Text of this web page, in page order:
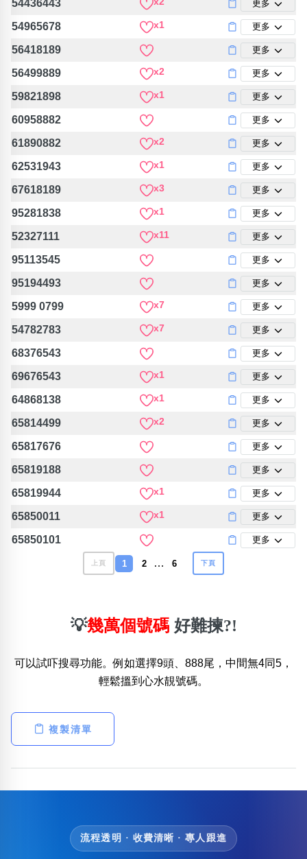
54436443 更多
54965678 x1 更多
56418189 更多
56499889 x2 更多
59821898 x1 更多
60958882 更多
61890882 x2 更多
62531943 x1 更多
67618189 x3 更多
95281838 x1 更多
52327111 x11 更多
95113545 更多
95194493 更多
5999 0799 x7 更多
54782783 x7 更多
68376543 更多
69676543 x1 更多
64868138 x1 更多
65814499 x2 更多
65817676 更多
65819188 更多
65819944 x1 更多
65850011 x1 更多
65850101 更多
上頁 1 2 … 6 下頁
💡幾萬個號碼 好難揀?!
可以試吓搜尋功能。例如選擇9頭、888尾，中間無4同5，
輕鬆搵到心水靚號碼。
複製清單
流程透明 · 收費清晰 · 專人跟進